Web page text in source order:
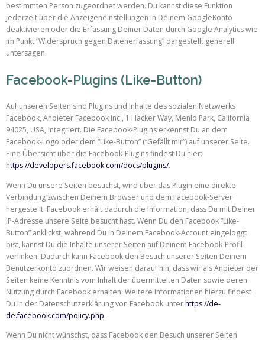
bestimmten Person zugeordnet werden. Du kannst diese Funktion
jederzeit über die Anzeigeneinstellungen in Deinem GoogleKonto
deaktivieren oder die Erfassung Deiner Daten durch Google Analytics wie
im Punkt “Widerspruch gegen Datenerfassung” dargestellt generell
untersagen.
Facebook-Plugins (Like-Button)
Auf unseren Seiten sind Plugins und Inhalte des sozialen Netzwerks
Facebook, Anbieter Facebook Inc., 1 Hacker Way, Menlo Park, California
94025, USA, integriert. Die Facebook-Plugins erkennst Du an dem
Facebook-Logo oder dem “Like-Button” (“Gefällt mir”) auf unserer Seite.
Eine Übersicht über die Facebook-Plugins findest Du hier:
https://developers.facebook.com/docs/plugins/.
Wenn Du unsere Seiten besuchst, wird über das Plugin eine direkte
Verbindung zwischen Deinem Browser und dem Facebook-Server
hergestellt. Facebook erhält dadurch die Information, dass Du mit Deiner
IP-Adresse unsere Seite besucht hast. Wenn Du den Facebook “Like-
Button” anklickst, während Du in Deinem Facebook-Account eingeloggt
bist, kannst Du die Inhalte unserer Seiten auf Deinem Facebook-Profil
verlinken. Dadurch kann Facebook den Besuch unserer Seiten Deinem
Benutzerkonto zuordnen. Wir weisen darauf hin, dass wir als Anbieter der
Seiten keine Kenntnis vom Inhalt der übermittelten Daten sowie deren
Nutzung durch Facebook erhalten. Weitere Informationen hierzu findest
Du in der Datenschutzerklärung von Facebook unterhttps://de-
de.facebook.com/policy.php.
Wenn Du nicht wünschst, dass Facebook den Besuch unserer Seiten